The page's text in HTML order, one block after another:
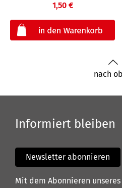
1,50 €
nach
Informiert bleiben
Newsletter abonnieren
Mit dem Abonnieren